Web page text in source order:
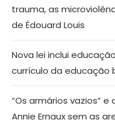
trauma, as
de Édouard Louis
Nova lei inclui
currículo da educação
“Os armários vazios”
Annie Ernaux sem as